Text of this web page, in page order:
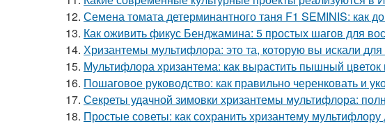
12. Семена томата детерминантного таня F1 SEMINIS: как
13. Как оживить фикус Бенджамина: 5 простых шагов для
14. Хризантемы мультифлора: это та, которую вы искали для
15. Мультифлора хризантема: как вырастить пышный цветок
16. Пошаговое руководство: как правильно черенковать и
17. Секреты удачной зимовки хризантемы мультифлора:
18. Простые советы: как сохранить хризантему